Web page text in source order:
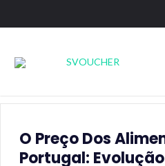
O Preço Dos
Portugal: